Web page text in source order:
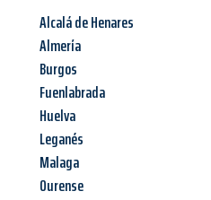
Alcalá de Henares
Almería
Burgos
Fuenlabrada
Huelva
Leganés
Malaga
Ourense